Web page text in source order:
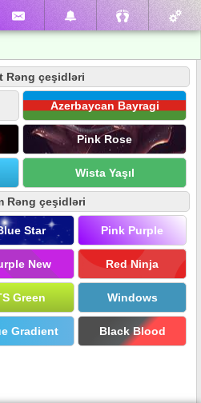
Rəng çeşidləri
Azerbaycan Bayragi
Pink Rose
Wista Yaşıl
Rəng çeşidləri
Star Pink Purple
New Red Ninja
Green Windows
Gradient Black Blood